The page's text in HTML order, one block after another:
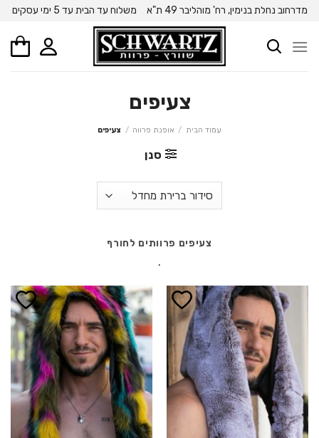
Skip
content
מדרחוב נחלת בנימין, רח' מוהליבר 49 ת"א משלוח עד הבית עד 5 ימי עסקים
צעיפים
עמוד הבית / אופנת פרווה / צעיפים
סנן
צעיפים פרוותים לחורף
.